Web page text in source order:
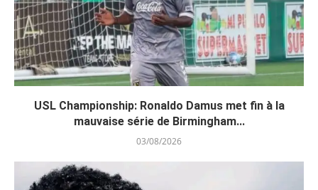
USL Championship: Ronaldo Damus met fin à la
mauvaise série de Birmingham...
03/08/2026